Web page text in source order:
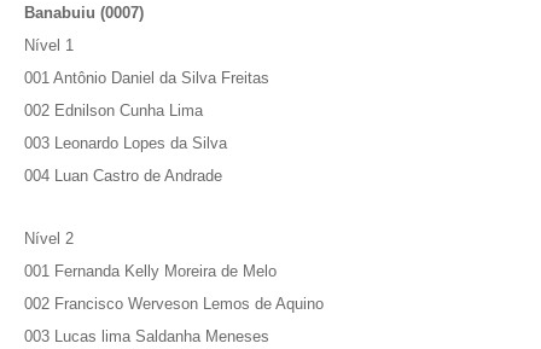
Banabuiu (0007)
Nível 1
001 Antônio Daniel da Silva Freitas
002 Ednilson Cunha Lima
003 Leonardo Lopes da Silva
004 Luan Castro de Andrade
Nível 2
001 Fernanda Kelly Moreira de Melo
002 Francisco Werveson Lemos de Aquino
003 Lucas lima Saldanha Meneses